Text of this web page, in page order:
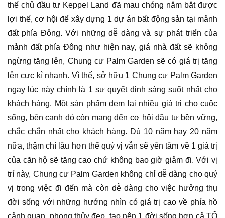
thế chủ đầu tư Keppel Land đã mau chóng nắm bắt được
lợi thế, cơ hội để xây dựng 1 dự án bất động sản tại mảnh
đất phía Đông. Với những dễ dàng và sự phát triển của
mảnh đất phía Đông như hiện nay, giá nhà đất sẽ không
ngừng tăng lên, Chung cư Palm Garden sẽ có giá trị tăng
lên cực kì nhanh. Vì thế, sở hữu 1 Chung cư Palm Garden
ngay lúc này chính là 1 sự quyết định sáng suốt nhất cho
khách hàng. Một sản phẩm đem lại nhiều giá trị cho cuộc
sống, bên cạnh đó còn mang đến cơ hội đầu tư bền vững,
chắc chắn nhất cho khách hàng. Dù 10 năm hay 20 năm
nữa, thậm chí lâu hơn thế quý vị vẫn sẽ yên tâm về 1 giá trị
của căn hộ sẽ tăng cao chứ không bao giờ giảm đi. Với vị
trí này, Chung cư Palm Garden không chỉ dễ dàng cho quý
vị trong việc đi đến mà còn dễ dàng cho việc hưởng thụ
đời sống với những hướng nhìn có giá trị cao về phía hồ